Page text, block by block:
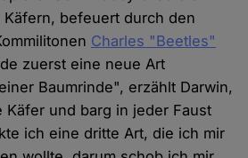
befeuert durch den
Charles "Beetles"
zuerst eine neue Art
Baumrinde", erzählt Darwin,
und barg in jeder Faust
ich eine dritte Art, die ich mir